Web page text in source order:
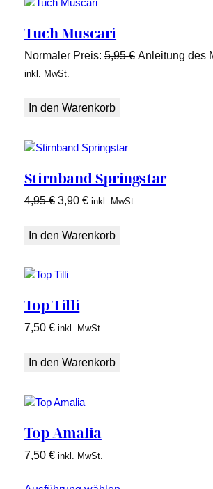
Tuch Muscari
Normaler Preis: 5,95€ Ursprünglicher
Anleitung des
inkl. MwSt.
In den Warenkorb
Stirnband Springstar
4,95€ Ursprünglicher
war:
3,90 €Aktueller
ist:
inkl. MwSt.
In den Warenkorb
Top Tilli
7,50 € inkl. MwSt.
In den Warenkorb
Top Amalia
7,50 € inkl. MwSt.